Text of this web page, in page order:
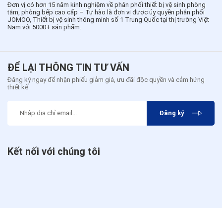
Đơn vị có hơn 15 năm kinh nghiệm về phân phối thiết bị vệ sinh phòng
tắm, phòng bếp cao cấp – Tự hào là đơn vị được ủy quyền phân phối
JOMOO, Thiết bị vệ sinh thông minh số 1 Trung Quốc tại thị trường Việt
Nam với 5000+ sản phẩm.
ĐỂ LẠI THÔNG TIN TƯ VẤN
Đăng ký ngay để nhận phiếu giảm giá, ưu đãi độc quyền và cảm hứng
thiết kế
Đăng ký
Kết nối với chúng tôi